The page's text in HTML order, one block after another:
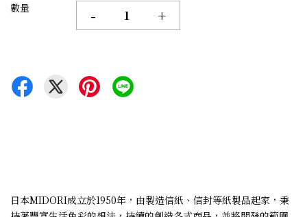
數量 - +
日本MIDORI成立於1950年，由製造信紙、信封等紙製品起家，秉